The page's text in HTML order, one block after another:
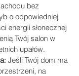
bez
o odpowiedniej
energii słonecznej
Twój salon w
upałów.
Jeśli Twój dom ma
na